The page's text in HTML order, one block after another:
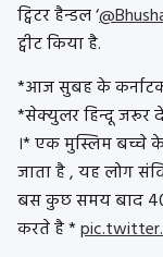
ट्विटर हैन्डल ‘
ट्वीट किया है.
*आज सुबह के
*सेक्युलर हिन्दू जरूर
।* एक मुस्लिम बच्चे
जाता है , यह लोग
बस कुछ समय बाद 40
करते है *